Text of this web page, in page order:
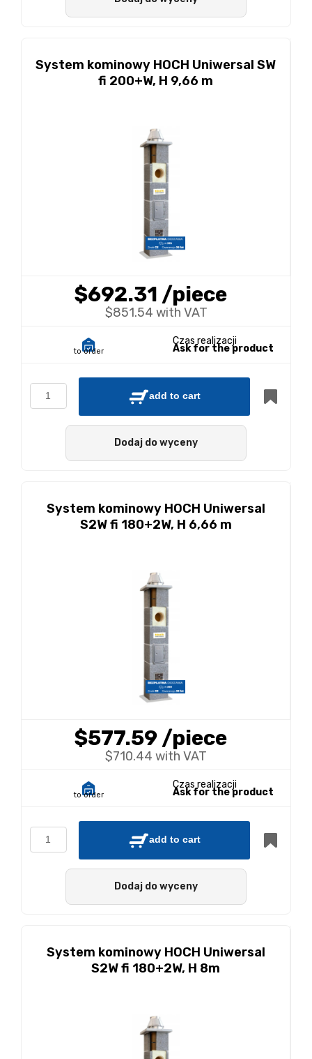
System kominowy HOCH Uniwersal SW
fi 200+W, H 9,66 m
$692.31 /piece
$851.54 with VAT
to order
Czas realizacji
Ask for the product
add to cart
Dodaj do wyceny
System kominowy HOCH Uniwersal
S2W fi 180+2W, H 6,66 m
$577.59/piece
$710.44 with VAT
to order
Czas realizacji
Ask for the product
add to cart
Dodaj do wyceny
System kominowy HOCH Uniwersal
S2W fi 180+2W, H 8m